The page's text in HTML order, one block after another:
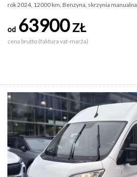
rok 2024, 12000 km, Benzyna, skrzynia manualna
od 63900ZŁ
cena brutto (faktura vat-marża)